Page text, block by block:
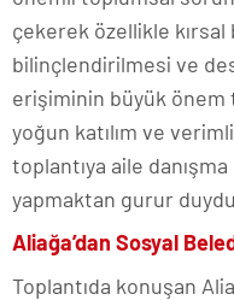
çekerek özellikle kırsal
bilinçlendirilmesi ve
erişiminin büyük önem
yoğun katılım ve
toplantıya aile
yapmaktan gurur
Aliağa’dan Sosyal
Toplantıda konuşan